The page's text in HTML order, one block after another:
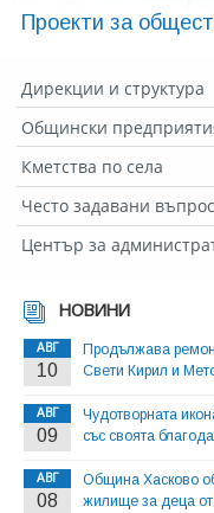
Проекти за
Дирекции и структура
Общински
Кметства по села
Често задавани
Център за
НОВИНИ
АВГ
10
Продължава
Свети Кирил и
АВГ
09
Чудотворната
със своята
АВГ
08
Община Хасково
жилище за деца